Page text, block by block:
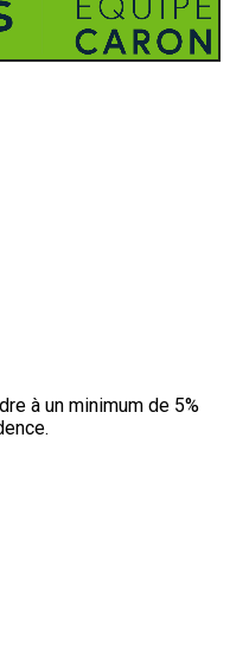
à un minimum de 5%